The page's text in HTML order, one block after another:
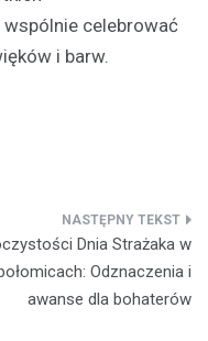
wspólnie celebrować
i barw.
Dnia Strażaka w
Odznaczenia i
awanse dla bohaterów